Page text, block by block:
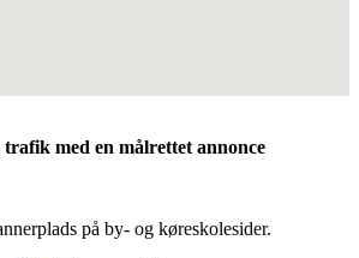
med en målrettet annonce
på by- og køreskolesider.